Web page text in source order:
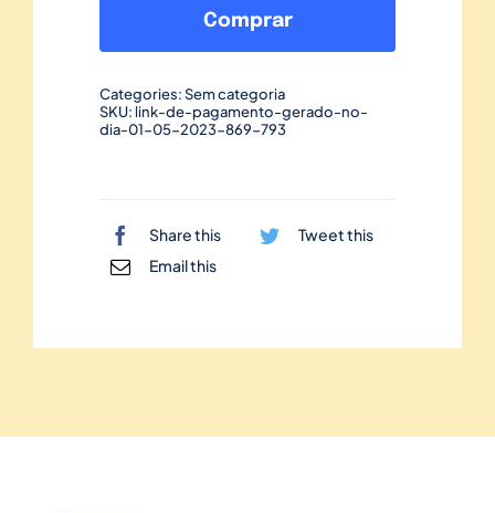
de
no
dia
quantidade
Comprar
Categories:Sem categoria
SKU: link-de-pagamento-gerado-no-
dia-01-05-2023-869-793
Share this
Tweet this
Email this